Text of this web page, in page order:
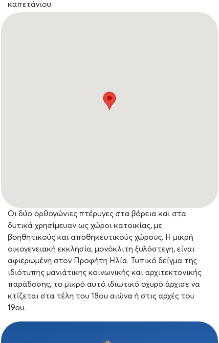
καπετάνιου.
Οι δύο ορθογώνιες πτέρυγες στα βόρεια και στα
δυτικά χρησίμευαν ως χώροι κατοικίας, με
βοηθητικούς και αποθηκευτικούς χώρους. Η μικρή
οικογενειακή εκκλησία, μονόκλιτη ξυλόστεγη, είναι
αφιερωμένη στον Προφήτη Ηλία. Τυπικό δείγμα της
ιδιότυπης μανιάτικης κοινωνικής και αρχιτεκτονικής
παράδοσης, το μικρό αυτό ιδιωτικό οχυρό άρχισε να
κτίζεται στα τέλη του 18ου αιώνα ή στις αρχές του
19ου.